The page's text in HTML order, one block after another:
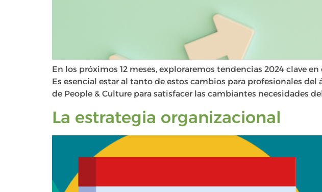
En los próximos 12 meses, exploraremos tendencias 2024 clave
Es esencial estar al tanto de estos cambios para profesionales
de People & Culture para satisfacer las cambiantes necesidades
La estrategia organizacional